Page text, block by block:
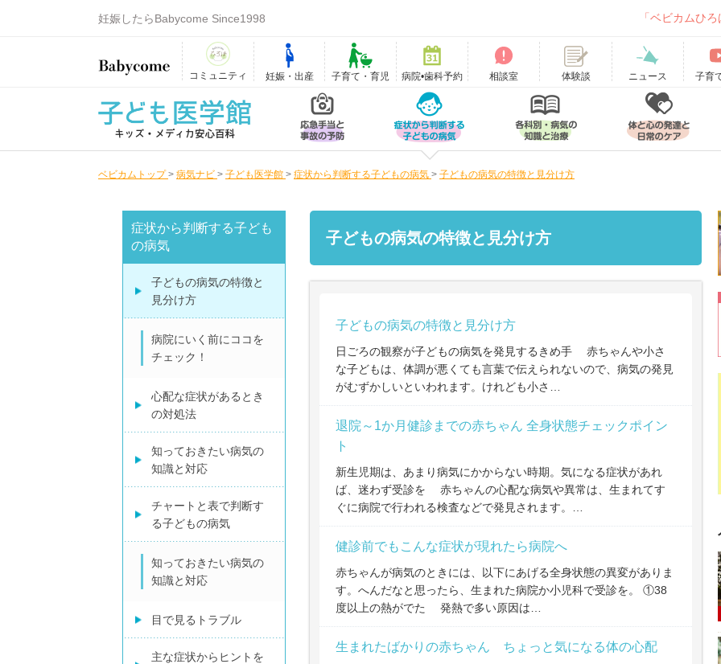
妊娠したらBabycome Since1998 「ベビカムひ
コミュニティ 妊娠・出産 子育て・育児 病院•歯科予約 相談室 体験談 ニュース 子育
ベビカムトップ > 病気ナビ > 子ども医学館 > 症状から判断する子どもの病気 > 子どもの病気の特徴と見分け方
子どもの病気の特徴と見分け方
子どもの病気の特徴と見分け方
日ごろの観察が子どもの病気を発見するきめ手 赤ちゃんや小さ
な子どもは、体調が悪くても言葉で伝えられないので、病気の発見
がむずかしいといわれます。けれども小さ…
退院～1か月健診までの赤ちゃん 全身状態チェックポイン
ト
新生児期は、あまり病気にかからない時期。気になる症状があれ
ば、迷わず受診を 赤ちゃんの心配な病気や異常は、生まれてす
ぐに病院で行われる検査などで発見されます。…
健診前でもこんな症状が現れたら病院へ
赤ちゃんが病気のときには、以下にあげる全身状態の異変がありま
す。へんだなと思ったら、生まれた病院か小児科で受診を。 ①38
度以上の熱がでた 発熱で多い原因は…
生まれたばかりの赤ちゃん ちょっと気になる体の心配
症状から判断する子ども
の病気
子どもの病気の特徴と
見分け方
病院にいく前にココを
チェック！
心配な症状があるとき
の対処法
知っておきたい病気の
知識と対応
チャートと表で判断す
る子どもの病気
知っておきたい病気の
知識と対応
目で見るトラブル
主な症状からヒントを